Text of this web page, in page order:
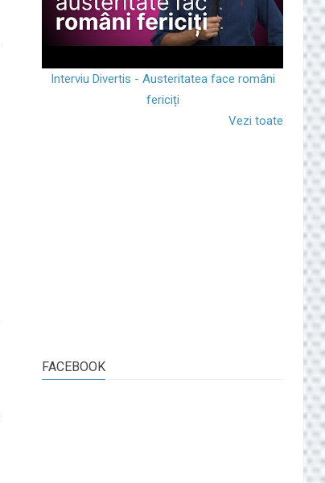
Interviu Divertis - Austeritatea face români
fericiți
Vezi toate
FACEBOOK